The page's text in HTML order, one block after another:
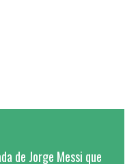
de Jorge Messi que